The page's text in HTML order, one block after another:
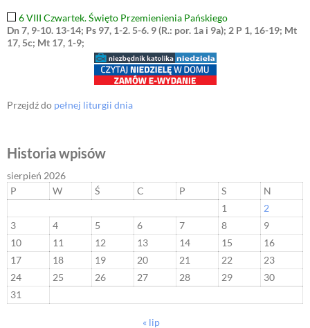
6 VIII Czwartek. Święto Przemienienia Pańskiego
Dn 7, 9-10. 13-14; Ps 97, 1-2. 5-6. 9 (R.: por. 1a i 9a); 2 P 1, 16-19; Mt
17, 5c; Mt 17, 1-9;
Przejdź do pełnej liturgii dnia
Historia wpisów
sierpień 2026
P
W Ś C P S
N
1
2
3
4 5 6 7 8
9
10
11 12 13 14 15
16
17
18 19 20 21 22
23
24
25 26 27 28 29
30
31
« lip